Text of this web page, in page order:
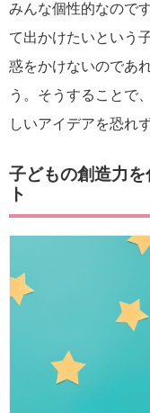
みんな個性的なので
て出かけたいという
惑をかけないのであ
う。そうすることで
しいアイデアを恐れ
子どもの創造力
ト